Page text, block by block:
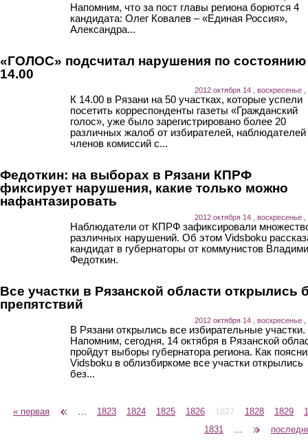
Напомним, что за пост главы региона борются 4
кандидата: Олег Ковалев – «Единая Россия»,
Александра...
«ГОЛОС» подсчитал нарушения по состоянию
14.00
2012 октября 14 , воскресенье ,
К 14.00 в Рязани на 50 участках, которые успели
посетить корреспонденты газеты «Гражданский
голос», уже было зарегистрировано более 20
различных жалоб от избирателей, наблюдателей
членов комиссий с...
Федоткин: на выборах в Рязани КПРФ
фиксирует нарушения, какие только можно
нафантазировать
2012 октября 14 , воскресенье ,
Наблюдатели от КПРФ зафиксировали
различных нарушений. Об этом Vidsboku
кандидат в губернаторы от коммунистов
Федоткин.
Все участки в Рязанской области открылись
препятствий
2012 октября 14 , воскресенье ,
В Рязани открылись все избирательные участки.
Напомним, сегодня, 14 октября в Рязанской
пройдут выборы губернатора региона. Как
Vidsboku в облизбиркоме все участки открылись
без...
Страницы
« первая 1823 1824 1825 1826 1827 1828 1829
1831